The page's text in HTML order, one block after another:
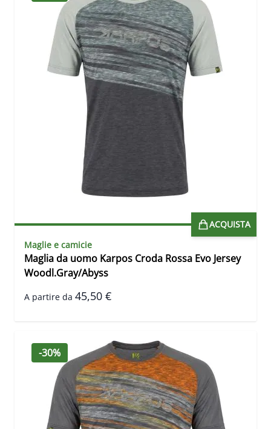
ACQUISTA
Maglie e camicie
Maglia da uomo Karpos Croda Rossa Evo Jersey
Woodl.Gray/Abyss
A partire da 45,50 €
-30%